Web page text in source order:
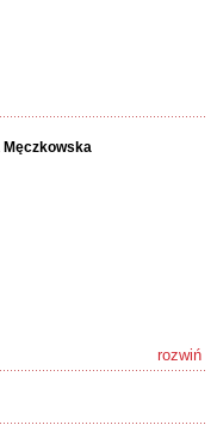
rozwiń